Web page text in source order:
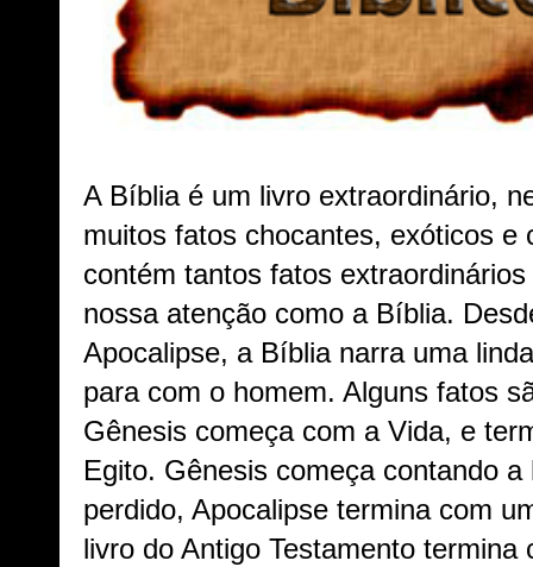
A Bíblia é um livro extraordinário,
muitos fatos chocantes, exóticos e
contém tantos fatos
nossa atenção como a Bíblia.
Apocalipse, a Bíblia narra uma
para com o homem. Alguns fatos
Gênesis começa com a Vida, e
Egito. Gênesis começa contando
perdido, Apocalipse termina com
livro do Antigo Testamento